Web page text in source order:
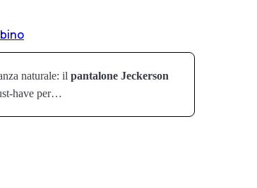
naturale: il pantalone Jeckerson
have per…